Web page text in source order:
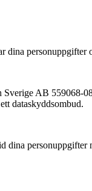
AB 559068-
dataskyddsombud.